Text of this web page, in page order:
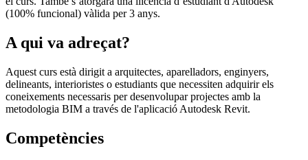
(100% funcional) vàlida per 3 anys.
A qui va adreçat?
Aquest curs està dirigit a arquitectes, aparelladors, enginyers,
delineants, interioristes o estudiants que necessiten adquirir els
coneixements necessaris per desenvolupar projectes amb la
metodologia BIM a través de l'aplicació Autodesk Revit.
Competències